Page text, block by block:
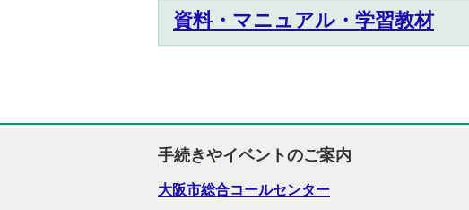
資料・マニュアル・学習教材
手続きやイベントのご案内
大阪市総合コールセンター